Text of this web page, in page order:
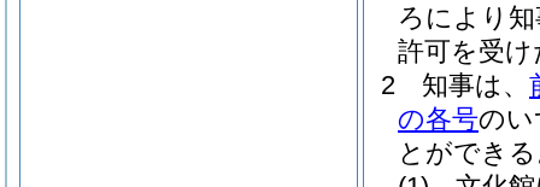
ろにより
許可を受
2
知事は、
の各号のい
とができ